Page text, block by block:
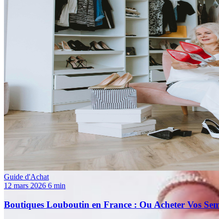
Guide d'Achat
12 mars 2026 6 min
Boutiques Louboutin en France : Ou Acheter Vos